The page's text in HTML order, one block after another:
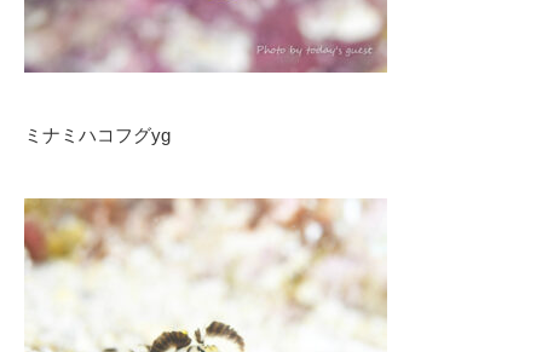
ミナミハコフグyg